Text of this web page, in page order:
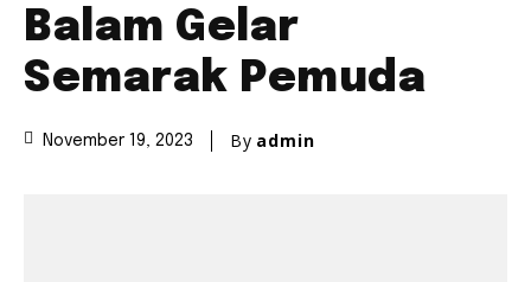
Balam Gelar
Semarak Pemuda
November 19, 2023 By admin